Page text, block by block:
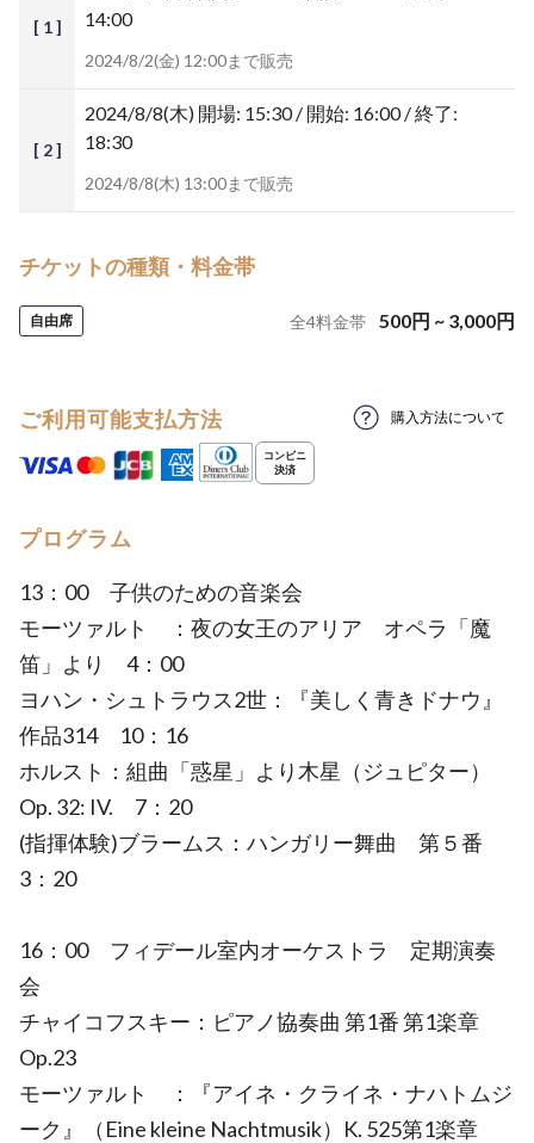
[ 1 ]
14:00
2024/8/2(金) 12:00まで販売
[ 2 ]
2024/8/8(木) 開場: 15:30 / 開始: 16:00 / 終了:
18:30
2024/8/8(木) 13:00まで販売
チケットの種類・料金帯
自由席 全4料金帯 500円 ~ 3,000円
ご利用可能支払方法 購入方法について
プログラム
13：00 子供のための音楽会
モーツァルト ：夜の女王のアリア オペラ「魔
笛」より 4：00
ヨハン・シュトラウス2世：『美しく青きドナウ』
作品314 10：16
ホルスト：組曲「惑星」より木星（ジュピター）
Op. 32: IV. 7：20
(指揮体験)ブラームス：ハンガリー舞曲 第５番
3：20
16：00 フィデール室内オーケストラ 定期演奏
会
チャイコフスキー：ピアノ協奏曲 第1番 第1楽章
Op.23
モーツァルト ：『アイネ・クライネ・ナハトムジ
ーク』（Eine kleine Nachtmusik）K. 525第1楽章